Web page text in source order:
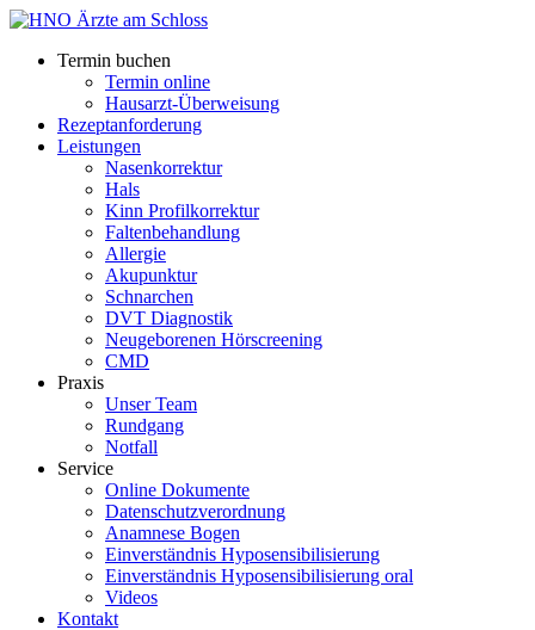
Termin buchen
Termin online
Hausarzt-Überweisung
Rezeptanforderung
Leistungen
Nasenkorrektur
Hals
Kinn Profilkorrektur
Faltenbehandlung
Allergie
Akupunktur
Schnarchen
DVT Diagnostik
Neugeborenen Hörscreening
CMD
Praxis
Unser Team
Rundgang
Notfall
Service
Online Dokumente
Datenschutzverordnung
Anamnese Bogen
Einverständnis Hyposensibilisierung
Einverständnis Hyposensibilisierung oral
Videos
Kontakt